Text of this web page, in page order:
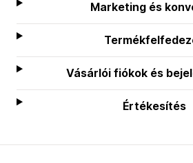
Marketing és
Vásárlói fiókok és
Értékesítés